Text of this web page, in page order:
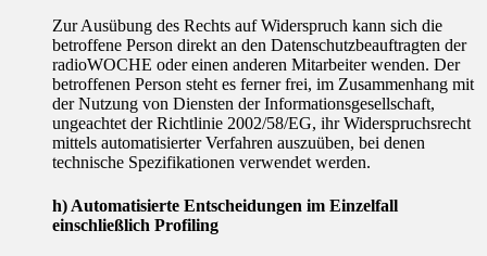
Zur Ausübung des Rechts auf Widerspruch kann sich die
betroffene Person direkt an den Datenschutzbeauftragten der
radioWOCHE oder einen anderen Mitarbeiter wenden. Der
betroffenen Person steht es ferner frei, im Zusammenhang mit
der Nutzung von Diensten der Informationsgesellschaft,
ungeachtet der Richtlinie 2002/58/EG, ihr Widerspruchsrecht
mittels automatisierter Verfahren auszuüben, bei denen
technische Spezifikationen verwendet werden.
h) Automatisierte Entscheidungen im Einzelfall
einschließlich Profiling